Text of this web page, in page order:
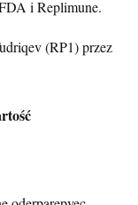
i Replimune.
(RP1) przez